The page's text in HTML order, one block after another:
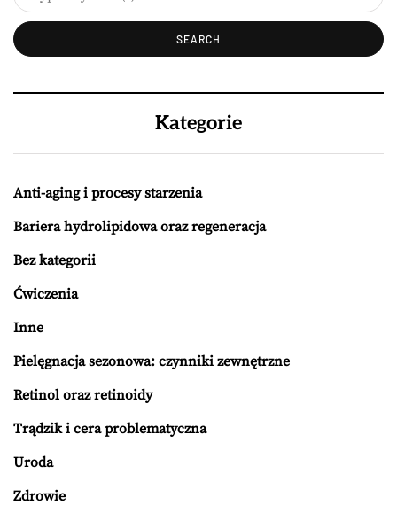
Kategorie
Anti-aging i procesy starzenia
Bariera hydrolipidowa oraz regeneracja
Bez kategorii
Ćwiczenia
Inne
Pielęgnacja sezonowa: czynniki zewnętrzne
Retinol oraz retinoidy
Trądzik i cera problematyczna
Uroda
Zdrowie